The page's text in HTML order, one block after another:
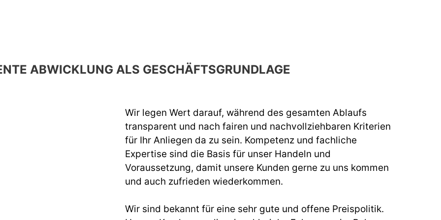
ABWICKLUNG ALS GESCHÄFTSGRUNDLAGE
Wir legen Wert darauf, während des gesamten Ablaufs
transparent und nach fairen und nachvollziehbaren Kriterien
für Ihr Anliegen da zu sein. Kompetenz und fachliche
Expertise sind die Basis für unser Handeln und
Voraussetzung, damit unsere Kunden gerne zu uns kommen
und auch zufrieden wiederkommen.
Wir sind bekannt für eine sehr gute und offene Preispolitik.